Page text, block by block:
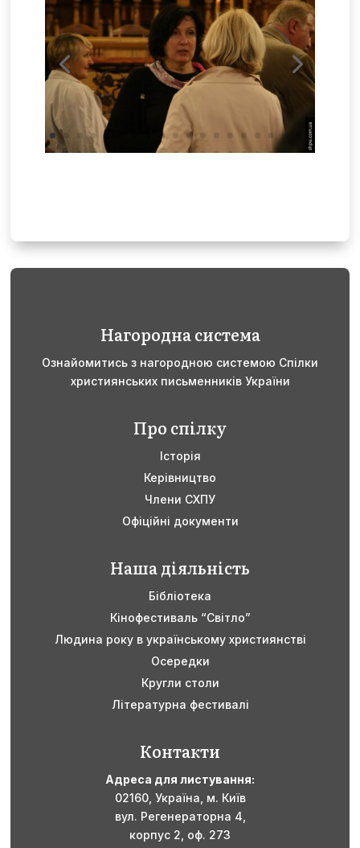
Нагородна система
Ознайомитись з нагородною системою Спілки
християнських письменників України
Про спілку
Історія
Керівництво
Члени СХПУ
Офіційні документи
Наша діяльність
Бібліотека
Кінофестиваль “Світло”
Людина року в українському християнстві
Осередки
Кругли столи
Літературна фестивалі
Контакти
Адреса для листування:
02160, Україна, м. Київ
вул. Регенераторна 4,
корпус 2, оф. 273